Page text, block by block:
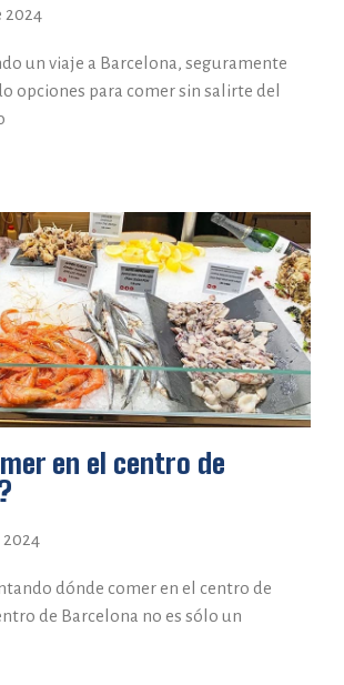
2024
un viaje a Barcelona, seguramente
opciones para comer sin salirte del
en el centro de
2024
dónde comer en el centro de
de Barcelona no es sólo un